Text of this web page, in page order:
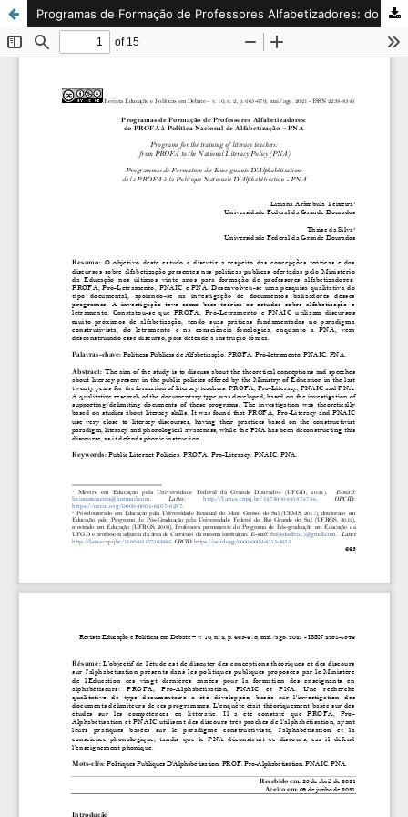
Programas de Formação de Professores Alfabetizadores: do PROFA à Política Nacional de Alfabetização – PNA